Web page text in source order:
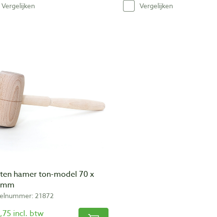
Vergelijken
Vergelijken
hamer ton-model 70 x
21872
incl. btw